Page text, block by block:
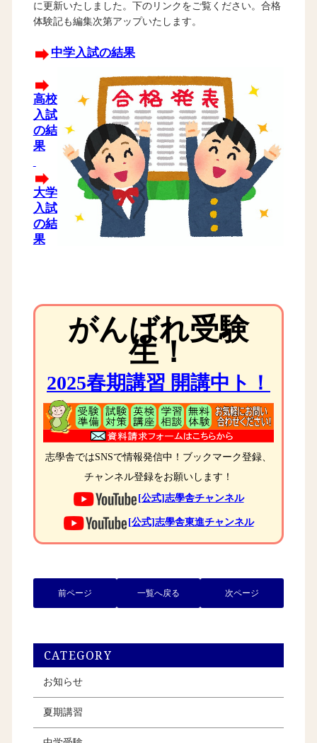
に更新いたしました。下のリンクをご覧ください。合格
体験記も編集次第アップいたします。
中学入試の結果
高校
入試
の結
果
大学
入試
の結
果
がんばれ受験
生！
2025春期講習 開講中ト！
志學舎ではSNSで情報発信中！ブックマーク登録、
チャンネル登録をお願いします！
[公式]志學舎チャンネル
[公式]志學舎東進チャンネル
前ページ 一覧へ戻る 次ページ
CATEGORY
お知らせ
夏期講習